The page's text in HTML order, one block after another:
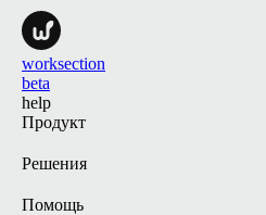
worksection
beta
help
Продукт
Решения
Помощь